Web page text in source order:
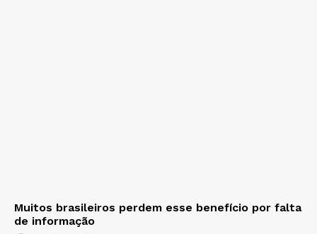
Muitos brasileiros perdem esse benefício por falta
de informação